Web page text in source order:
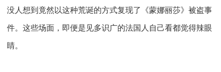
没人想到竟然以这种荒诞的方式复现了《蒙娜丽莎》被盗事
件。这些场面，即便是见多识广的法国人自己看都觉得辣眼
睛。